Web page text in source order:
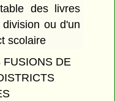
des livres
division ou d'un
scolaire
DE